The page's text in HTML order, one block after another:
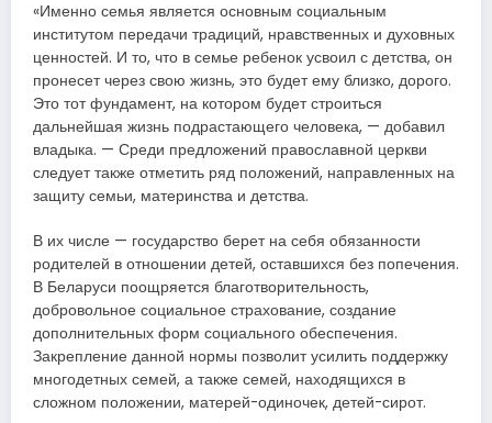
«Именно семья является основным социальным
институтом передачи традиций, нравственных и духовных
ценностей. И то, что в семье ребенок усвоил с детства, он
пронесет через свою жизнь, это будет ему близко, дорого.
Это тот фундамент, на котором будет строиться
дальнейшая жизнь подрастающего человека, — добавил
владыка. — Среди предложений православной церкви
следует также отметить ряд положений, направленных на
защиту семьи, материнства и детства.
В их числе — государство берет на себя обязанности
родителей в отношении детей, оставшихся без попечения.
В Беларуси поощряется благотворительность,
добровольное социальное страхование, создание
дополнительных форм социального обеспечения.
Закрепление данной нормы позволит усилить поддержку
многодетных семей, а также семей, находящихся в
сложном положении, матерей-одиночек, детей-сирот.